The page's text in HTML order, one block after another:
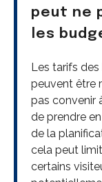
peut ne
les
Les tarifs des
peuvent être
pas convenir
de prendre
de la
cela peut
certains